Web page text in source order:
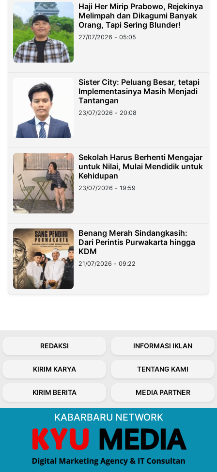
Haji Her Mirip Prabowo, Rejekinya
Melimpah dan Dikagumi Banyak
Orang, Tapi Sering Blunder!
27/07/2026 - 05:05
Sister City: Peluang Besar, tetapi
Implementasinya Masih Menjadi
Tantangan
23/07/2026 - 20:08
Sekolah Harus Berhenti Mengajar
untuk Nilai, Mulai Mendidik untuk
Kehidupan
23/07/2026 - 19:59
Benang Merah Sindangkasih:
Dari Perintis Purwakarta hingga
KDM
21/07/2026 - 09:22
REDAKSI INFORMASI IKLAN
KIRIM KARYA TENTANG KAMI
KIRIM BERITA MEDIA PARTNER
KABARBARU NETWORK